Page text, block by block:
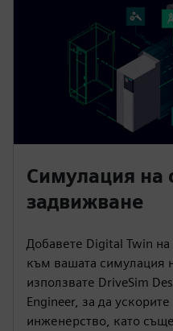
Симулация на
задвижване
Добавете Digital Twin
към вашата симулация
използвате DriveSim
Engineer, за да
инженерство, като